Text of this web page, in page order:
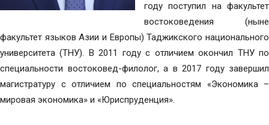
году поступил на факультет
востоковедения (ныне
факультет языков Азии и Европы) Таджикского национального
университета (ТНУ). В 2011 году с отличием окончил ТНУ по
специальности востоковед-филолог, а в 2017 году завершил
магистратуру с отличием по специальностям «Экономика –
мировая экономика» и «Юриспруденция».